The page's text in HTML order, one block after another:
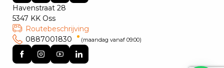
Havenstraat 28
5347 KK Oss
Routebeschrijving
0887001830
(maandag vanaf 09:00)